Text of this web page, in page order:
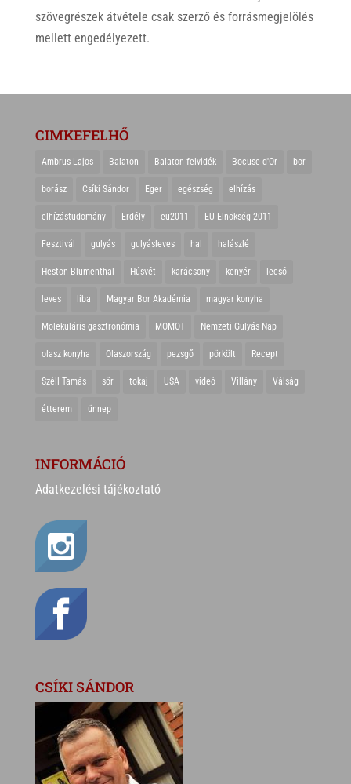
szövegrészek átvétele csak szerző és forrásmegjelölés
mellett engedélyezett.
CIMKEFELHŐ
Ambrus Lajos Balaton Balaton-felvidék Bocuse d'Or bor
borász Csíki Sándor Eger egészség elhízás
elhízástudomány Erdély eu2011 EU Elnökség 2011
Fesztivál gulyás gulyásleves hal halászlé
Heston Blumenthal Húsvét karácsony kenyér lecsó
leves liba Magyar Bor Akadémia magyar konyha
Molekuláris gasztronómia MOMOT Nemzeti Gulyás Nap
olasz konyha Olaszország pezsgő pörkölt Recept
Széll Tamás sör tokaj USA videó Villány Válság
étterem ünnep
INFORMÁCIÓ
Adatkezelési tájékoztató
CSÍKI SÁNDOR